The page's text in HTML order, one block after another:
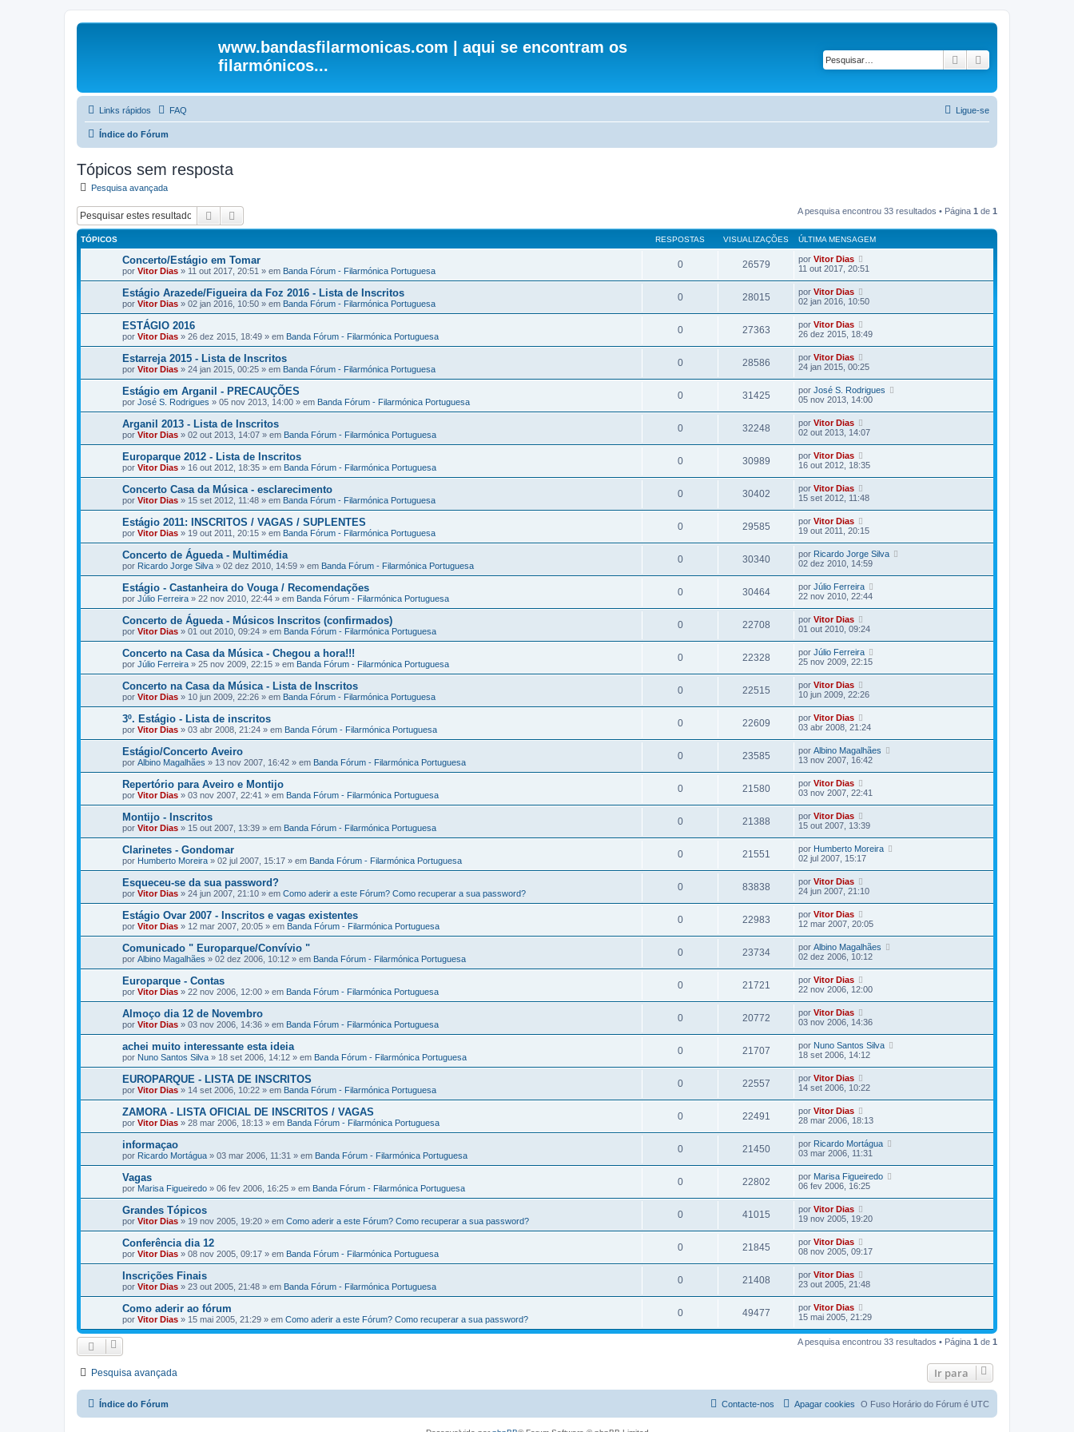
www.bandasfilarmonicas.com | aqui se encontram os
filarmónicos...
Pesquisar
Links rápidos FAQ Ligue-se
Índice do Fórum
Tópicos sem resposta
Pesquisa avançada
Pesquisar A pesquisa encontrou 33 resultados • Página 1 de 1
TÓPICOS RESPOSTAS VISUALIZAÇÕES ÚLTIMA MENSAGEM
Concerto/Estágio em Tomar
por Vitor Dias » 11 out 2017, 20:51 » em Banda Fórum - Filarmónica Portuguesa
0 26579 por Vitor Dias
11 out 2017, 20:51
Estágio Arazede/Figueira da Foz 2016 - Lista de Inscritos
por Vitor Dias » 02 jan 2016, 10:50 » em Banda Fórum - Filarmónica Portuguesa
0 28015 por Vitor Dias
02 jan 2016, 10:50
ESTÁGIO 2016
por Vitor Dias » 26 dez 2015, 18:49 » em Banda Fórum - Filarmónica Portuguesa
0 27363 por Vitor Dias
26 dez 2015, 18:49
Estarreja 2015 - Lista de Inscritos
por Vitor Dias » 24 jan 2015, 00:25 » em Banda Fórum - Filarmónica Portuguesa
0 28586 por Vitor Dias
24 jan 2015, 00:25
Estágio em Arganil - PRECAUÇÕES
por José S. Rodrigues » 05 nov 2013, 14:00 » em Banda Fórum - Filarmónica Portuguesa
0 31425 por José S. Rodrigues
05 nov 2013, 14:00
Arganil 2013 - Lista de Inscritos
por Vitor Dias » 02 out 2013, 14:07 » em Banda Fórum - Filarmónica Portuguesa
0 32248 por Vitor Dias
02 out 2013, 14:07
Europarque 2012 - Lista de Inscritos
por Vitor Dias » 16 out 2012, 18:35 » em Banda Fórum - Filarmónica Portuguesa
0 30989 por Vitor Dias
16 out 2012, 18:35
Concerto Casa da Música - esclarecimento
por Vitor Dias » 15 set 2012, 11:48 » em Banda Fórum - Filarmónica Portuguesa
0 30402 por Vitor Dias
15 set 2012, 11:48
Estágio 2011: INSCRITOS / VAGAS / SUPLENTES
por Vitor Dias » 19 out 2011, 20:15 » em Banda Fórum - Filarmónica Portuguesa
0 29585 por Vitor Dias
19 out 2011, 20:15
Concerto de Águeda - Multimédia
por Ricardo Jorge Silva » 02 dez 2010, 14:59 » em Banda Fórum - Filarmónica Portuguesa
0 30340 por Ricardo Jorge Silva
02 dez 2010, 14:59
Estágio - Castanheira do Vouga / Recomendações
por Júlio Ferreira » 22 nov 2010, 22:44 » em Banda Fórum - Filarmónica Portuguesa
0 30464 por Júlio Ferreira
22 nov 2010, 22:44
Concerto de Águeda - Músicos Inscritos (confirmados)
por Vitor Dias » 01 out 2010, 09:24 » em Banda Fórum - Filarmónica Portuguesa
0 22708 por Vitor Dias
01 out 2010, 09:24
Concerto na Casa da Música - Chegou a hora!!!
por Júlio Ferreira » 25 nov 2009, 22:15 » em Banda Fórum - Filarmónica Portuguesa
0 22328 por Júlio Ferreira
25 nov 2009, 22:15
Concerto na Casa da Música - Lista de Inscritos
por Vitor Dias » 10 jun 2009, 22:26 » em Banda Fórum - Filarmónica Portuguesa
0 22515 por Vitor Dias
10 jun 2009, 22:26
3º. Estágio - Lista de inscritos
por Vitor Dias » 03 abr 2008, 21:24 » em Banda Fórum - Filarmónica Portuguesa
0 22609 por Vitor Dias
03 abr 2008, 21:24
Estágio/Concerto Aveiro
por Albino Magalhães » 13 nov 2007, 16:42 » em Banda Fórum - Filarmónica Portuguesa
0 23585 por Albino Magalhães
13 nov 2007, 16:42
Repertório para Aveiro e Montijo
por Vitor Dias » 03 nov 2007, 22:41 » em Banda Fórum - Filarmónica Portuguesa
0 21580 por Vitor Dias
03 nov 2007, 22:41
Montijo - Inscritos
por Vitor Dias » 15 out 2007, 13:39 » em Banda Fórum - Filarmónica Portuguesa
0 21388 por Vitor Dias
15 out 2007, 13:39
Clarinetes - Gondomar
por Humberto Moreira » 02 jul 2007, 15:17 » em Banda Fórum - Filarmónica Portuguesa
0 21551 por Humberto Moreira
02 jul 2007, 15:17
Esqueceu-se da sua password?
por Vitor Dias » 24 jun 2007, 21:10 » em Como aderir a este Fórum? Como recuperar a sua password?
0 83838 por Vitor Dias
24 jun 2007, 21:10
Estágio Ovar 2007 - Inscritos e vagas existentes
por Vitor Dias » 12 mar 2007, 20:05 » em Banda Fórum - Filarmónica Portuguesa
0 22983 por Vitor Dias
12 mar 2007, 20:05
Comunicado " Europarque/Convívio "
por Albino Magalhães » 02 dez 2006, 10:12 » em Banda Fórum - Filarmónica Portuguesa
0 23734 por Albino Magalhães
02 dez 2006, 10:12
Europarque - Contas
por Vitor Dias » 22 nov 2006, 12:00 » em Banda Fórum - Filarmónica Portuguesa
0 21721 por Vitor Dias
22 nov 2006, 12:00
Almoço dia 12 de Novembro
por Vitor Dias » 03 nov 2006, 14:36 » em Banda Fórum - Filarmónica Portuguesa
0 20772 por Vitor Dias
03 nov 2006, 14:36
achei muito interessante esta ideia
por Nuno Santos Silva » 18 set 2006, 14:12 » em Banda Fórum - Filarmónica Portuguesa
0 21707 por Nuno Santos Silva
18 set 2006, 14:12
EUROPARQUE - LISTA DE INSCRITOS
por Vitor Dias » 14 set 2006, 10:22 » em Banda Fórum - Filarmónica Portuguesa
0 22557 por Vitor Dias
14 set 2006, 10:22
ZAMORA - LISTA OFICIAL DE INSCRITOS / VAGAS
por Vitor Dias » 28 mar 2006, 18:13 » em Banda Fórum - Filarmónica Portuguesa
0 22491 por Vitor Dias
28 mar 2006, 18:13
informaçao
por Ricardo Mortágua » 03 mar 2006, 11:31 » em Banda Fórum - Filarmónica Portuguesa
0 21450 por Ricardo Mortágua
03 mar 2006, 11:31
Vagas
por Marisa Figueiredo » 06 fev 2006, 16:25 » em Banda Fórum - Filarmónica Portuguesa
0 22802 por Marisa Figueiredo
06 fev 2006, 16:25
Grandes Tópicos
por Vitor Dias » 19 nov 2005, 19:20 » em Como aderir a este Fórum? Como recuperar a sua password?
0 41015 por Vitor Dias
19 nov 2005, 19:20
Conferência dia 12
por Vitor Dias » 08 nov 2005, 09:17 » em Banda Fórum - Filarmónica Portuguesa
0 21845 por Vitor Dias
08 nov 2005, 09:17
Inscrições Finais
por Vitor Dias » 23 out 2005, 21:48 » em Banda Fórum - Filarmónica Portuguesa
0 21408 por Vitor Dias
23 out 2005, 21:48
Como aderir ao fórum
por Vitor Dias » 15 mai 2005, 21:29 » em Como aderir a este Fórum? Como recuperar a sua password?
0 49477 por Vitor Dias
15 mai 2005, 21:29
A pesquisa encontrou 33 resultados • Página 1 de 1
Pesquisa avançada Ir para
Índice do Fórum O Fuso Horário do Fórum é UTC
Apagar cookies
Contacte-nos